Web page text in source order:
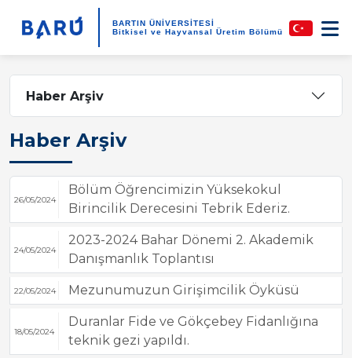
BARTIN ÜNİVERSİTESİ
Bitkisel ve Hayvansal Üretim Bölümü
Haber Arşiv
Haber Arşiv
26/05/2024
Bölüm Öğrencimizin Yüksekokul
Birincilik Derecesini Tebrik Ederiz.
24/05/2024
2023-2024 Bahar Dönemi 2. Akademik
Danışmanlık Toplantısı
22/05/2024 Mezunumuzun Girişimcilik Öyküsü
18/05/2024
Duranlar Fide ve Gökçebey Fidanlığına
teknik gezi yapıldı.